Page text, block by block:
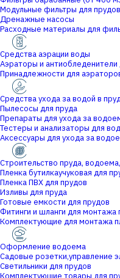
Модульные фильтры для прудов
Дренажные насосы
Расходные материалы для
Средства аэрации воды
Аэраторы и антиобледенители
Принадлежности для
Средства ухода за водой в
Пылесосы для пруда
Препараты для ухода за
Тестеры и анализаторы для
Аксессуары для ухода за
Строительство пруда,
Пленка бутилкаучуковая для
Пленка ПВХ для прудов
Изливы для пруда
Готовые емкости для прудов
Фитинги и шланги для монтажа
Комплектующие для монтажа
Оформление водоема
Садовые розетки,управление
Светильники для прудов
Комплектующие товары для